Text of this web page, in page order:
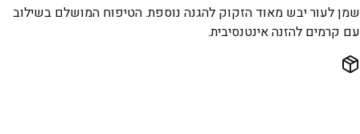
שמן לעור יבש מאוד הזקוק להגנה נוספת. הטיפוח המושלם בשילוב
עם קרמים להזנה אינטנסיבית.